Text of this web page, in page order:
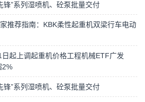
锋”系列湿喷机、砼泵批量交付
推荐指南：KBK柔性起重机双梁行车电动
起上调起重机价格工程机械ETF广发
2%
锋”系列湿喷机、砼泵批量交付